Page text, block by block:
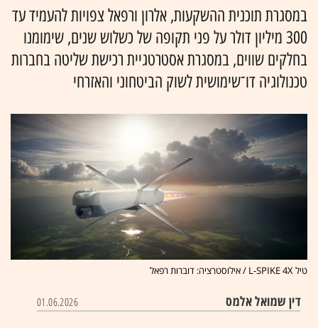
במסגרת תוכנית ההשקעות, אלרון ורפאל צפויות להעמיד עד
300 מיליון דולר על פני תקופה של כשלוש שנים, שימומנו
בחלקים שווים, במסגרת אסטרטגיית רכישת שליטה בחברות
טכנולוגיה דו־שימושית לשוק הביטחוני והאזרחי
טיל L-SPIKE 4X / אילוסטרציה: דוברות רפאל
דין שמואל אלמס 01.06.2026